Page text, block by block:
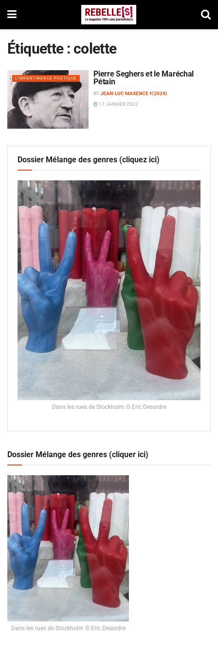
Étiquette : colette
L'IMPERTINENCE POÉTIQUE
Pierre Seghers et le Maréchal
Pétain
BYJEAN-LUC MAXENCE †(2024)
17 JANVIER 2022
Dossier Mélange des genres (cliquez ici)
Dans les rues de Stockholm © Eric Desordre
Dossier Mélange des genres (cliquer ici)
Dans les rues de Stockholm © Eric Desordre